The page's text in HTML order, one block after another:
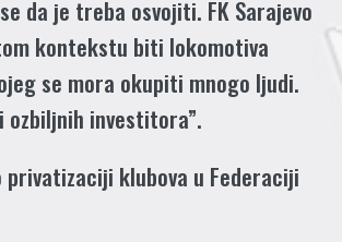
da je treba osvojiti. FK Sarajevo
kontekstu biti lokomotiva
se mora okupiti mnogo ljudi.
ozbiljnih investitora”.
privatizaciji klubova u Federaciji